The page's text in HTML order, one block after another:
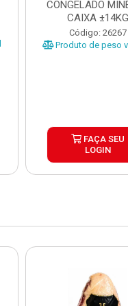
CONGELADO
CAIXA ±14KG
Código: 26267
Produto de peso
FAÇA SEU
LOGIN